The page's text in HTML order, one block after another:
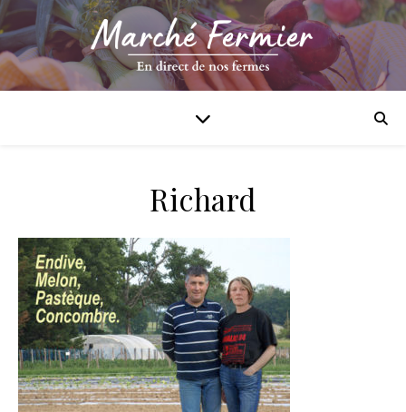
Richard